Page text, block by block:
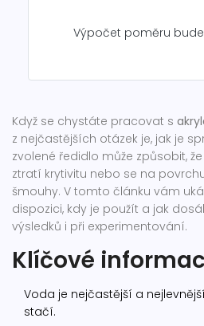
Výpočet poměru
Když se chystáte pracovat s
z nejčastějších otázek je, jak je
zvolené ředidlo může způsobit,
ztratí krytivitu nebo se na
šmouhy. V tomto článku vám
dispozici, kdy je použít a jak
výsledků i při experimentování.
Klíčové
Voda je nejčastější a
stačí.